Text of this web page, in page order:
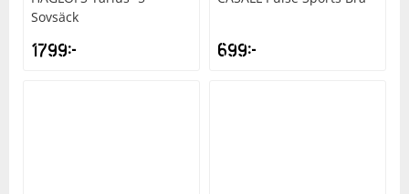
Sovsäck
1799kr 699kr